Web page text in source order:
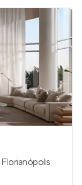
Florianópolis